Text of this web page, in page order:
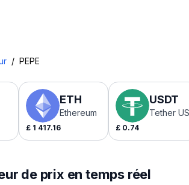
/ PEPE
ETH
Ethereum
£ 1 417.16
USDT
Tether
£ 0.74
de prix en temps réel